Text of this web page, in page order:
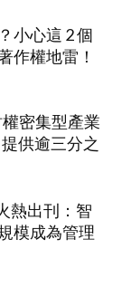
小心這 2 個
作權地雷！
密集型產業
供逾三分之
熱出刊：智
模成為管理